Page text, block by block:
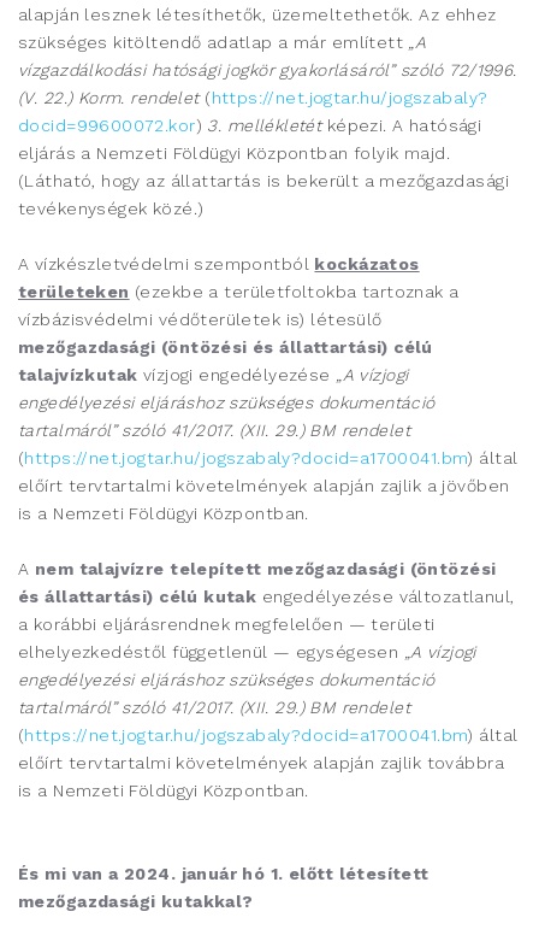
alapján lesznek létesíthetők, üzemeltethetők. Az ehhez
szükséges kitöltendő adatlap a már említett
„A
vízgazdálkodási hatósági jogkör gyakorlásáról” szóló 72/1996.
(V. 22.) Korm. rendelet (https://net.jogtar.hu/jogszabaly?
docid=99600072.kor) 3. mellékletétképezi. A hatósági
eljárás a Nemzeti Földügyi Központban folyik majd.
(Látható, hogy az állattartás is bekerült a mezőgazdasági
tevékenységek közé.)
A vízkészletvédelmi szempontból kockázatos
területeken (ezekbe a területfoltokba tartoznak a
vízbázisvédelmi védőterületek is) létesülő
mezőgazdasági (öntözési és állattartási) célú
talajvízkutak vízjogi engedélyezése
„A vízjogi
engedélyezési eljáráshoz szükséges dokumentáció
tartalmáról” szóló 41/2017. (XII. 29.) BM rendelet
(https://net.jogtar.hu/jogszabaly?docid=a1700041.bm) által
előírt tervtartalmi követelmények alapján zajlik a jövőben
is a Nemzeti Földügyi Központban.
A nem talajvízre telepített mezőgazdasági (öntözési
és állattartási) célú kutak engedélyezése változatlanul,
a korábbi eljárásrendnek megfelelően — területi
elhelyezkedéstől függetlenül — egységesen
„A vízjogi
engedélyezési eljáráshoz szükséges dokumentáció
tartalmáról” szóló 41/2017. (XII. 29.) BM rendelet
(https://net.jogtar.hu/jogszabaly?docid=a1700041.bm) által
előírt tervtartalmi követelmények alapján zajlik továbbra
is a Nemzeti Földügyi Központban.
És mi van a 2024. január hó 1. előtt létesített
mezőgazdasági kutakkal?